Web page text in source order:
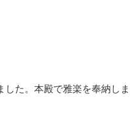
した。本殿で雅楽を奉納